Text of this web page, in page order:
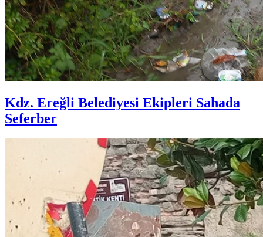
Kdz. Ereğli Belediyesi Ekipleri Sahada
Seferber